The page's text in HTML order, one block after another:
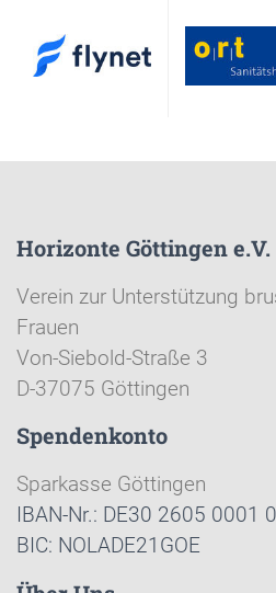
Horizonte Göttingen e.V.
Verein zur Unterstützung
Frauen
Von-Siebold-Straße 3
D-37075 Göttingen
Spendenkonto
Sparkasse Göttingen
IBAN-Nr.: DE30 2605 0001
BIC: NOLADE21GOE